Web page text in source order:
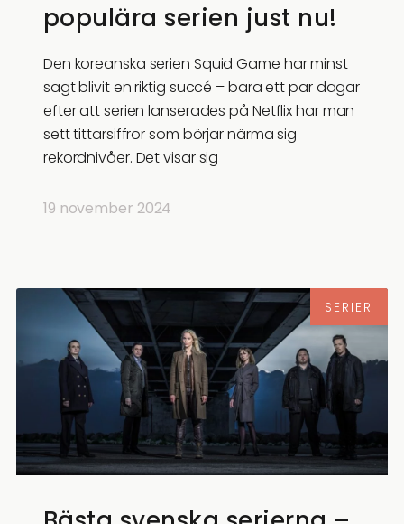
populära serien just nu!
Den koreanska serien Squid Game har minst
sagt blivit en riktig succé – bara ett par dagar
efter att serien lanserades på Netflix har man
sett tittarsiffror som börjar närma sig
rekordnivåer. Det visar sig
19 november 2024
SERIER